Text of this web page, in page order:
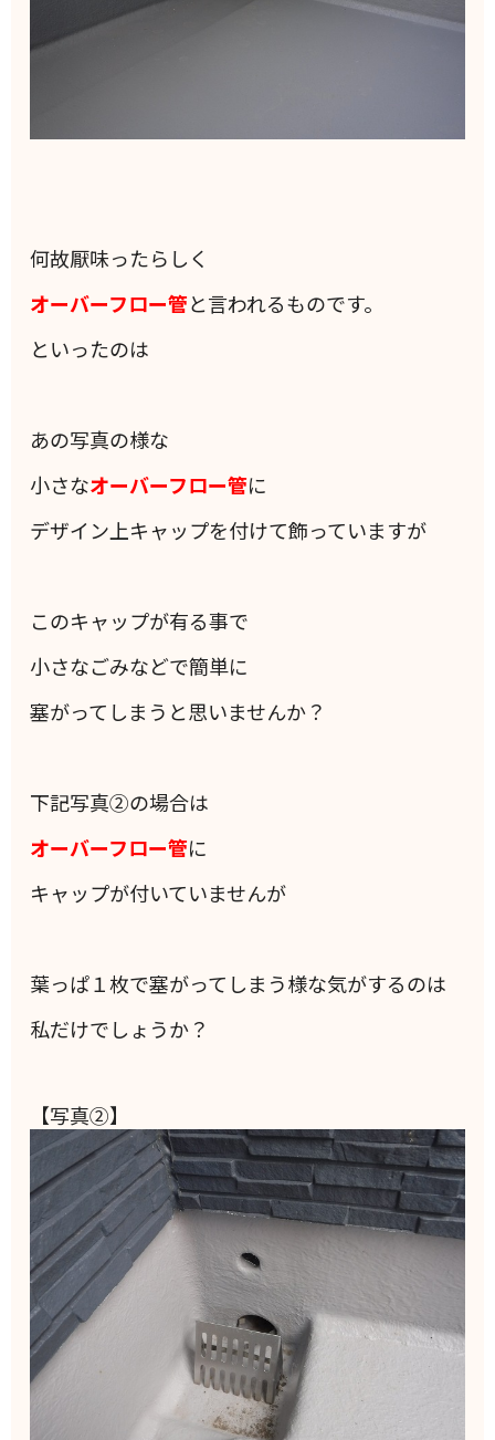
何故厭味ったらしく
オーバーフロー管と言われるものです。
といったのは
あの写真の様な
小さなオーバーフロー管に
デザイン上キャップを付けて飾っていますが
このキャップが有る事で
小さなごみなどで簡単に
塞がってしまうと思いませんか？
下記写真②の場合は
オーバーフロー管に
キャップが付いていませんが
葉っぱ１枚で塞がってしまう様な気がするのは
私だけでしょうか？
【写真②】